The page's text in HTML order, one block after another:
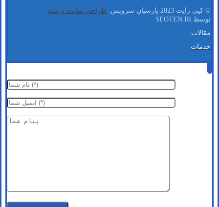
© کپی رایت 2023 پارسیان سرویس.
طراحی سایت و سئو
توسط SEOTEN.IR
مقالات
خدمات